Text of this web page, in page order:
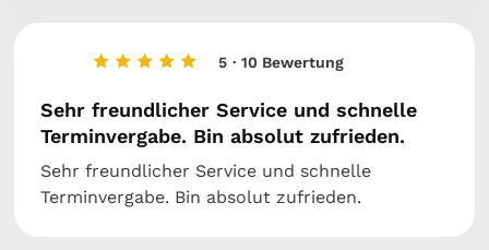
5 · 10 Bewertung
Sehr freundlicher Service und schnelle
Terminvergabe. Bin absolut zufrieden.
Sehr freundlicher Service und schnelle
Terminvergabe. Bin absolut zufrieden.